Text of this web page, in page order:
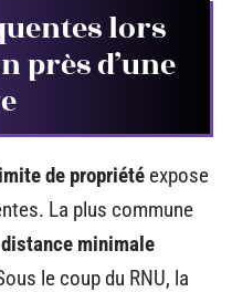
lors
près d’une
de propriété expose
La plus commune
distance minimale
le coup du RNU, la